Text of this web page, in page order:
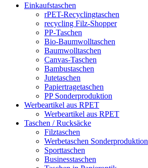
Einkaufstaschen
rPET-Recyclingtaschen
recycling Filz-Shopper
PP-Taschen
Bio-Baumwolltaschen
Baumwolltaschen
Canvas-Taschen
Bambustaschen
Jutetaschen
Papiertragetaschen
PP Sonderproduktion
Werbeartikel aus RPET
Werbeartikel aus RPET
Taschen / Rucksäcke
Filztaschen
Werbetaschen Sonderproduktion
Sporttaschen
Businesstaschen